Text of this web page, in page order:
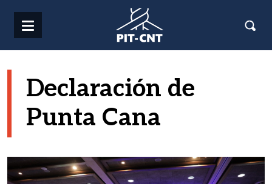
Declaración de
Punta Cana
Imagen